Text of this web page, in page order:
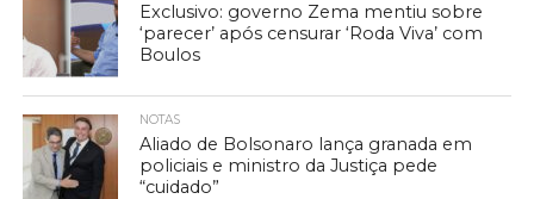
Exclusivo: governo Zema mentiu sobre
‘parecer’ após censurar ‘Roda Viva’ com
Boulos
NOTAS
Aliado de Bolsonaro lança granada em
policiais e ministro da Justiça pede
“cuidado”